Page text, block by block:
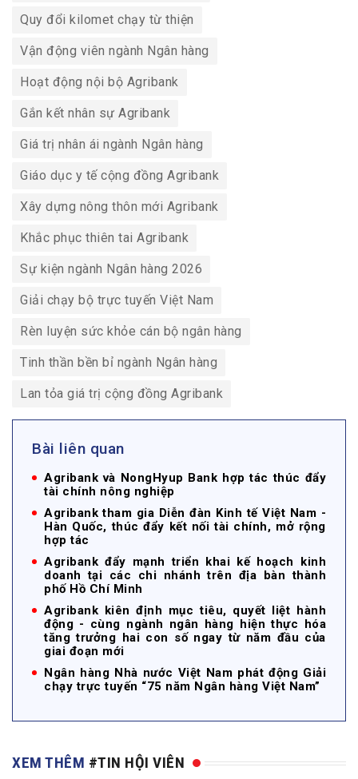
Quy đổi kilomet chạy từ thiện
Vận động viên ngành Ngân hàng
Hoạt động nội bộ Agribank
Gắn kết nhân sự Agribank
Giá trị nhân ái ngành Ngân hàng
Giáo dục y tế cộng đồng Agribank
Xây dựng nông thôn mới Agribank
Khắc phục thiên tai Agribank
Sự kiện ngành Ngân hàng 2026
Giải chạy bộ trực tuyến Việt Nam
Rèn luyện sức khỏe cán bộ ngân hàng
Tinh thần bền bỉ ngành Ngân hàng
Lan tỏa giá trị cộng đồng Agribank
Bài liên quan
Agribank và NongHyup Bank hợp tác thúc đẩy
tài chính nông nghiệp
Agribank tham gia Diễn đàn Kinh tế Việt Nam -
Hàn Quốc, thúc đẩy kết nối tài chính, mở rộng
hợp tác
Agribank đẩy mạnh triển khai kế hoạch kinh
doanh tại các chi nhánh trên địa bàn thành
phố Hồ Chí Minh
Agribank kiên định mục tiêu, quyết liệt hành
động - cùng ngành ngân hàng hiện thực hóa
tăng trưởng hai con số ngay từ năm đầu của
giai đoạn mới
Ngân hàng Nhà nước Việt Nam phát động Giải
chạy trực tuyến “75 năm Ngân hàng Việt Nam”
XEM THÊM #TIN HỘI VIÊN